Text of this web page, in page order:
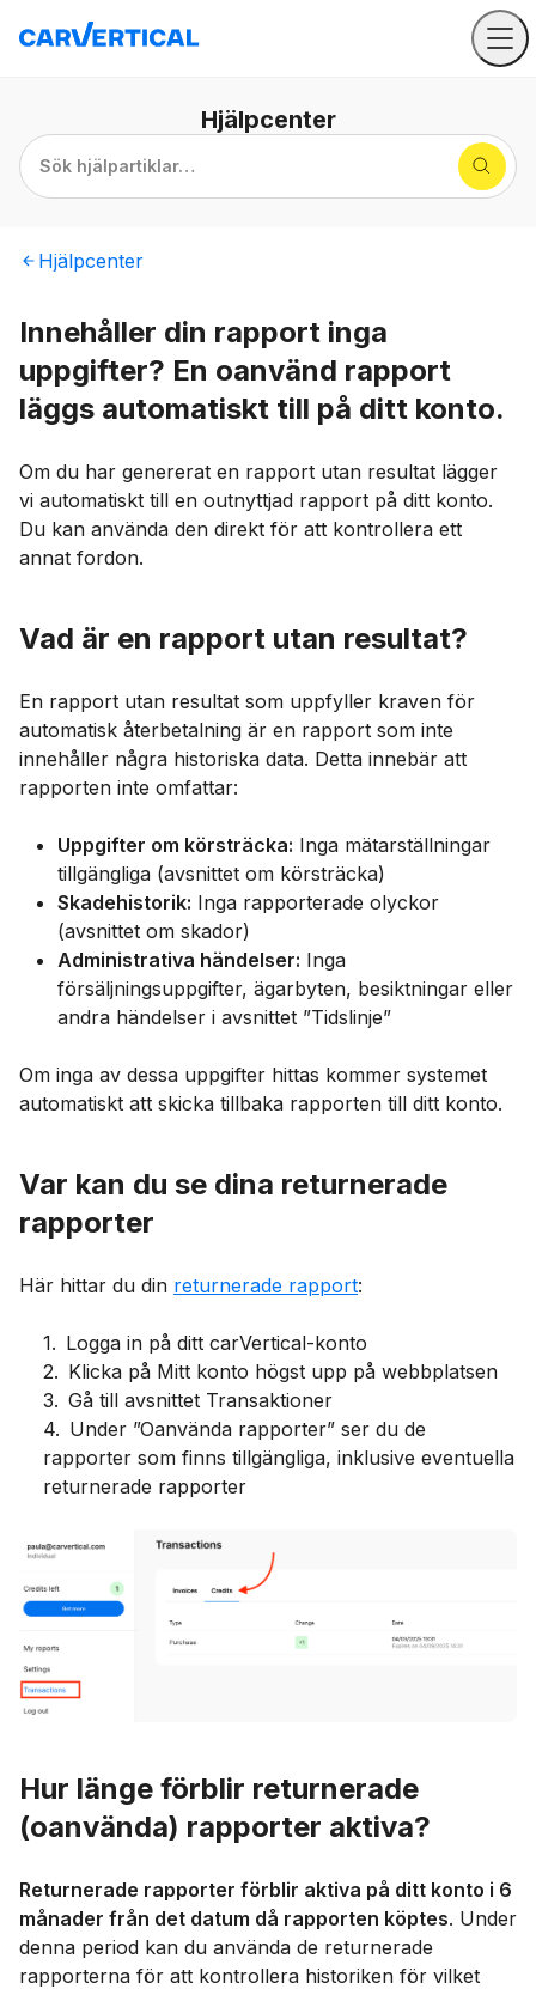
Hjälpcenter
Sök hjälpartiklar…
Hjälpcenter
Innehåller din rapport inga
uppgifter? En oanvänd rapport
läggs automatiskt till på ditt konto.
Om du har genererat en rapport utan resultat lägger
vi automatiskt till en outnyttjad rapport på ditt konto.
Du kan använda den direkt för att kontrollera ett
annat fordon.
Vad är en rapport utan resultat?
En rapport utan resultat som uppfyller kraven för
automatisk återbetalning är en rapport som inte
innehåller några historiska data. Detta innebär att
rapporten inte omfattar:
Uppgifter om körsträcka: Inga mätarställningar
tillgängliga (avsnittet om körsträcka)
Skadehistorik: Inga rapporterade olyckor
(avsnittet om skador)
Administrativa händelser: Inga
försäljningsuppgifter, ägarbyten, besiktningar eller
andra händelser i avsnittet ”Tidslinje”
Om inga av dessa uppgifter hittas kommer systemet
automatiskt att skicka tillbaka rapporten till ditt konto.
Var kan du se dina returnerade
rapporter
Här hittar du din returnerade rapport:
1. Logga in på ditt carVertical-konto
2. Klicka på Mitt konto högst upp på webbplatsen
3. Gå till avsnittet Transaktioner
4. Under ”Oanvända rapporter” ser du de
rapporter som finns tillgängliga, inklusive eventuella
returnerade rapporter
Hur länge förblir returnerade
(oanvända) rapporter aktiva?
Returnerade rapporter förblir aktiva på ditt konto i 6
månader från det datum då rapporten köptes. Under
denna period kan du använda de returnerade
rapporterna för att kontrollera historiken för vilket